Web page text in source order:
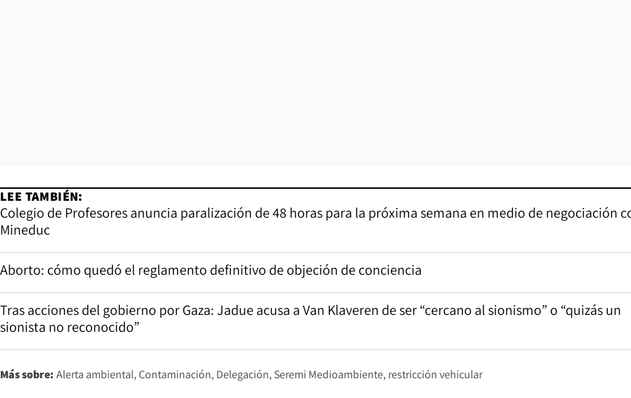
LEE TAMBIÉN:
Colegio de Profesores anuncia paralización de 48 horas para la próxima semana en medio de negociación
Mineduc
Aborto: cómo quedó el reglamento definitivo de objeción de conciencia
Tras acciones del gobierno por Gaza: Jadue acusa a Van Klaveren de ser “cercano al sionismo” o “quizás un
sionista no reconocido”
Más sobre: Alerta ambiental Contaminación Delegación Seremi Medioambiente restricción vehicular